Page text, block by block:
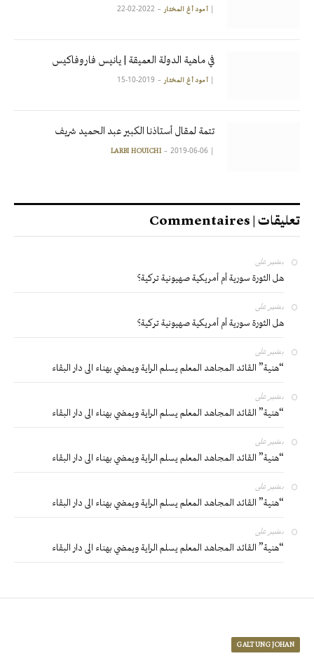
| آمود أغ المختار 2022-02-22
في ماهية الدولة العميقة | يانيس فاروفاكيس
| آمود أغ المختار 2019-10-15
تتمة لمقال أستاذنا الكبير عبد الحميد شريف
|
LARBI HOUICHI 2019-06-06
تعليقات | Commentaires
بشير على
هل الثورة سورية أم أمريكية صهيونية تركية؟
بشير على
هل الثورة سورية أم أمريكية صهيونية تركية؟
بشير على
“هنية” القائد المجاهد المعلم يسلم الراية ويمضي بهناء الى دار البقاء
بشير على
“هنية” القائد المجاهد المعلم يسلم الراية ويمضي بهناء الى دار البقاء
بشير على
“هنية” القائد المجاهد المعلم يسلم الراية ويمضي بهناء الى دار البقاء
بشير على
“هنية” القائد المجاهد المعلم يسلم الراية ويمضي بهناء الى دار البقاء
بشير على
“هنية” القائد المجاهد المعلم يسلم الراية ويمضي بهناء الى دار البقاء
GALTUNG JOHAN